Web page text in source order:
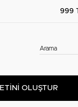
999
OLUŞTUR